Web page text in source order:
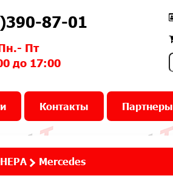
87-01
Пт
до 17:00
Контакты Партнеры
Mercedes